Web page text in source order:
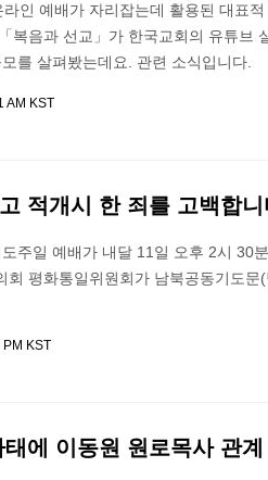
인 예배가 자리잡는데 활용된 대표
복음과 선교」가 한국교회의 유튜브
를 살펴봤는데요. 관련 소식입니다.
AM KST
적개시 한 죄를 고백합
주일 예배가 내달 11일 오후 2시 30
회 평화통일위원회가 남북공동기도
KST
에 이동원 원로목사 관